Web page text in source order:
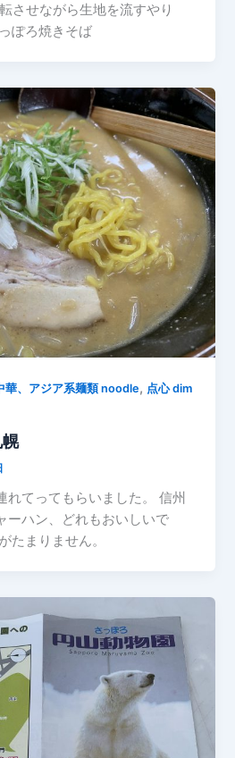
させながら生地を流すやり
ぽろ焼きそば
華、アジア系麺類 noodle, 点心 dim
れてってもらいました。 信州
ーハン、どれもおいしいで
たまりません。